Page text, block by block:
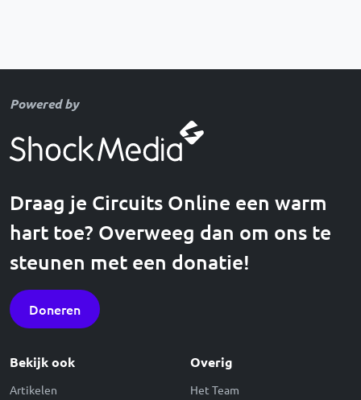
Powered by
Draag je Circuits Online een warm
hart toe? Overweeg dan om ons te
steunen met een donatie!
Doneren
Bekijk ook
Artikelen
Overig
Het Team